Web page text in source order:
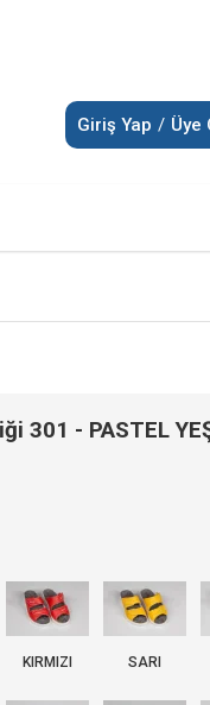
Giriş Yap / Üye
301 - PASTEL
KIRMIZI SARI